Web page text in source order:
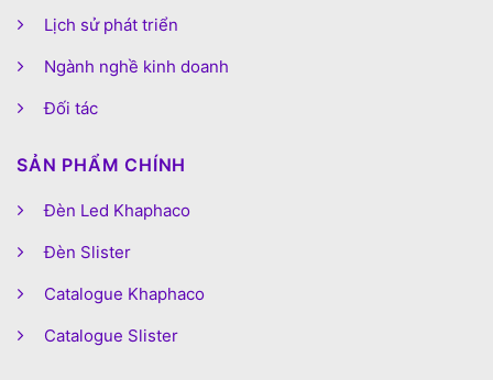
Lịch sử phát triển
Ngành nghề kinh doanh
Đối tác
SẢN PHẨM CHÍNH
Đèn Led Khaphaco
Đèn Slister
Catalogue Khaphaco
Catalogue Slister